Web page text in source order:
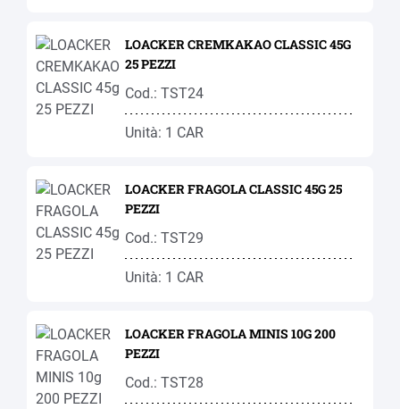
LOACKER CREMKAKAO CLASSIC 45G
25 PEZZI
Cod.: TST24
Unità: 1 CAR
LOACKER FRAGOLA CLASSIC 45G 25
PEZZI
Cod.: TST29
Unità: 1 CAR
LOACKER FRAGOLA MINIS 10G 200
PEZZI
Cod.: TST28